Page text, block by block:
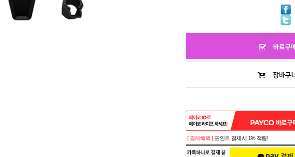
[ 결제혜택 ] 포인트 결제시 1% 적립!